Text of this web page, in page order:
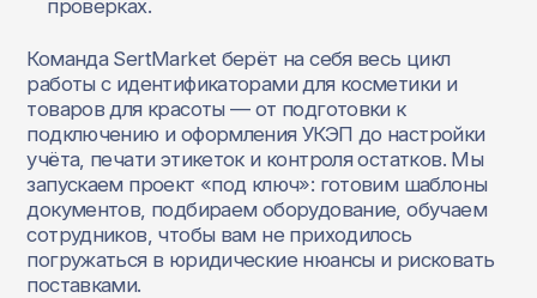
проверках.
Команда SertMarket берёт на себя весь цикл
работы с идентификаторами для косметики и
товаров для красоты — от подготовки к
подключению и оформления УКЭП до настройки
учёта, печати этикеток и контроля остатков. Мы
запускаем проект «под ключ»: готовим шаблоны
документов, подбираем оборудование, обучаем
сотрудников, чтобы вам не приходилось
погружаться в юридические нюансы и рисковать
поставками.